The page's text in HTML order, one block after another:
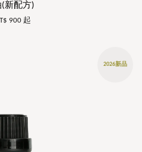
新配方)
900 起
2026新品